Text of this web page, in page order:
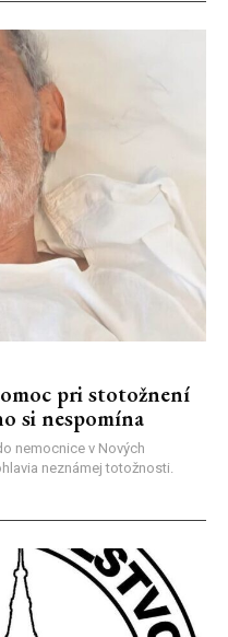
pri stotožnení
si nespomína
nemocnice v Nových
neznámej totožnosti.